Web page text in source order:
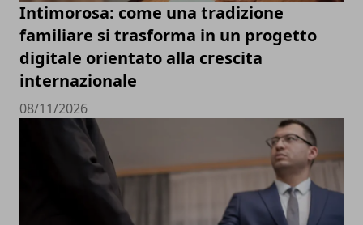
Intimorosa: come una tradizione
familiare si trasforma in un progetto
digitale orientato alla crescita
internazionale
08/11/2026